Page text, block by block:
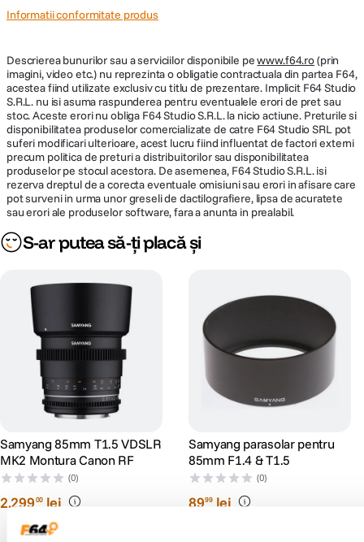
Informatii conformitate produs
Descrierea bunurilor sau a serviciilor disponibile pewww.f64.ro(prin
imagini, video etc.) nu reprezinta o obligatie contractuala din partea F64,
acestea fiind utilizate exclusiv cu titlu de prezentare. Implicit F64 Studio
S.R.L. nu isi asuma raspunderea pentru eventualele erori de pret sau
stoc. Aceste erori nu obliga F64 Studio S.R.L. la nicio actiune. Preturile si
disponibilitatea produselor comercializate de catre F64 Studio SRL pot
suferi modificari ulterioare, acest lucru fiind influentat de factori externi
precum politica de preturi a distribuitorilor sau disponibilitatea
produselor pe stocul acestora. De asemenea, F64 Studio S.R.L. isi
rezerva dreptul de a corecta eventuale omisiuni sau erori in afisare care
pot surveni in urma unor greseli de dactilografiere, lipsa de acuratete
sau erori ale produselor software, fara a anunta in prealabil.
S-ar putea să-ți placă și
Samyang 85mm T1.5 VDSLR
MK2 Montura Canon RF
(0)
2.29900 lei
Samyang parasolar pentru
85mm F1.4 & T1.5
(0)
8999 lei